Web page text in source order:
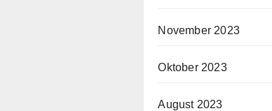
November 2023
Oktober 2023
August 2023